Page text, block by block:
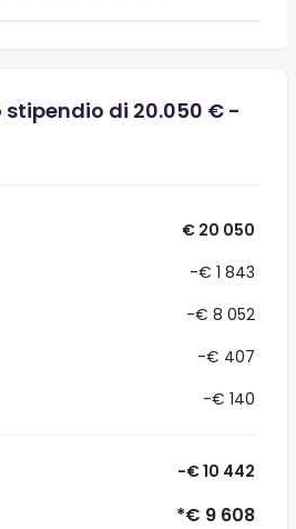
stipendio di 20.050 € -
€ 20 050
-€ 1 843
-€ 8 052
-€ 407
-€ 140
-€ 10 442
*€ 9 608